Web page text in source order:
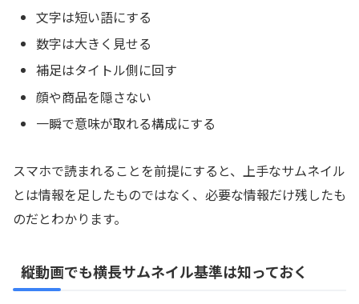
文字は短い語にする
数字は大きく見せる
補足はタイトル側に回す
顔や商品を隠さない
一瞬で意味が取れる構成にする
スマホで読まれることを前提にすると、上手なサムネイル
とは情報を足したものではなく、必要な情報だけ残したも
のだとわかります。
縦動画でも横長サムネイル基準は知っておく